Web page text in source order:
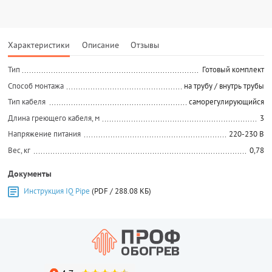
Характеристики Описание Отзывы
Тип
Готовый комплект
Способ монтажа
на трубу / внутрь трубы
Тип кабеля
саморегулирующийся
Длина греющего кабеля, м
3
Напряжение питания
220-230 В
Вес, кг
0,78
Документы
Инструкция IQ Pipe (PDF / 288.08 КБ)